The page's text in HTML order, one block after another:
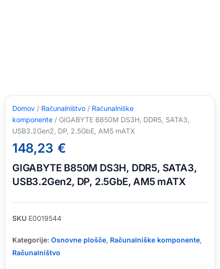
Domov / Računalništvo / Računalniške
komponente / GIGABYTE B850M DS3H, DDR5, SATA3,
USB3.2Gen2, DP, 2.5GbE, AM5 mATX
148,23 €
GIGABYTE B850M DS3H, DDR5, SATA3,
USB3.2Gen2, DP, 2.5GbE, AM5 mATX
SKU E0019544
Kategorije: Osnovne plošče, Računalniške komponente,
Računalništvo